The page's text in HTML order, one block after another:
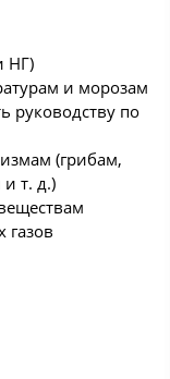
НГ)
и морозам
руководству по
(грибам,
т. д.)
газов